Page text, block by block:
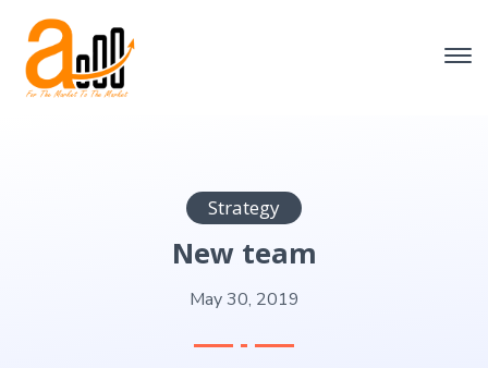
Strategy
New team
May 30, 2019